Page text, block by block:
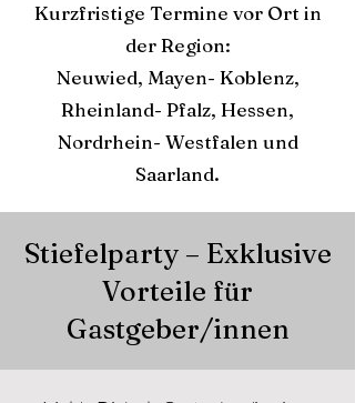
Kurzfristige Termine vor Ort in
der Region:
Neuwied, Mayen- Koblenz,
Rheinland- Pfalz, Hessen,
Nordrhein- Westfalen und
Saarland.
Stiefelparty – Exklusive
Vorteile für
Gastgeber/innen​